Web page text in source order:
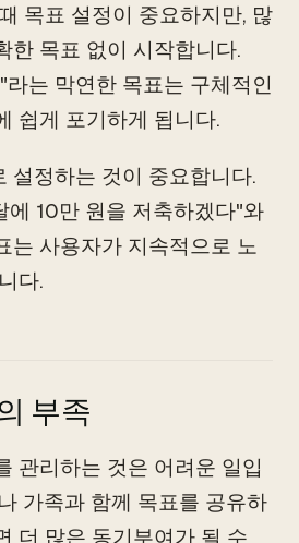
목표 설정이 중요하지만, 많
한 목표 없이 시작합니다.
는 막연한 목표는 구체적인
쉽게 포기하게 됩니다.
설정하는 것이 중요합니다.
에 10만 원을 저축하겠다"와
는 사용자가 지속적으로 노
다.
부족
관리하는 것은 어려운 일입
가족과 함께 목표를 공유하
더 많은 동기부여가 될 수